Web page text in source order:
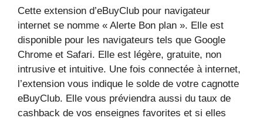
Cette extension d’eBuyClub pour navigateur
internet se nomme « Alerte Bon plan ». Elle est
disponible pour les navigateurs tels que Google
Chrome et Safari. Elle est légère, gratuite, non
intrusive et intuitive. Une fois connectée à internet,
l’extension vous indique le solde de votre cagnotte
eBuyClub. Elle vous préviendra aussi du taux de
cashback de vos enseignes favorites et si elles